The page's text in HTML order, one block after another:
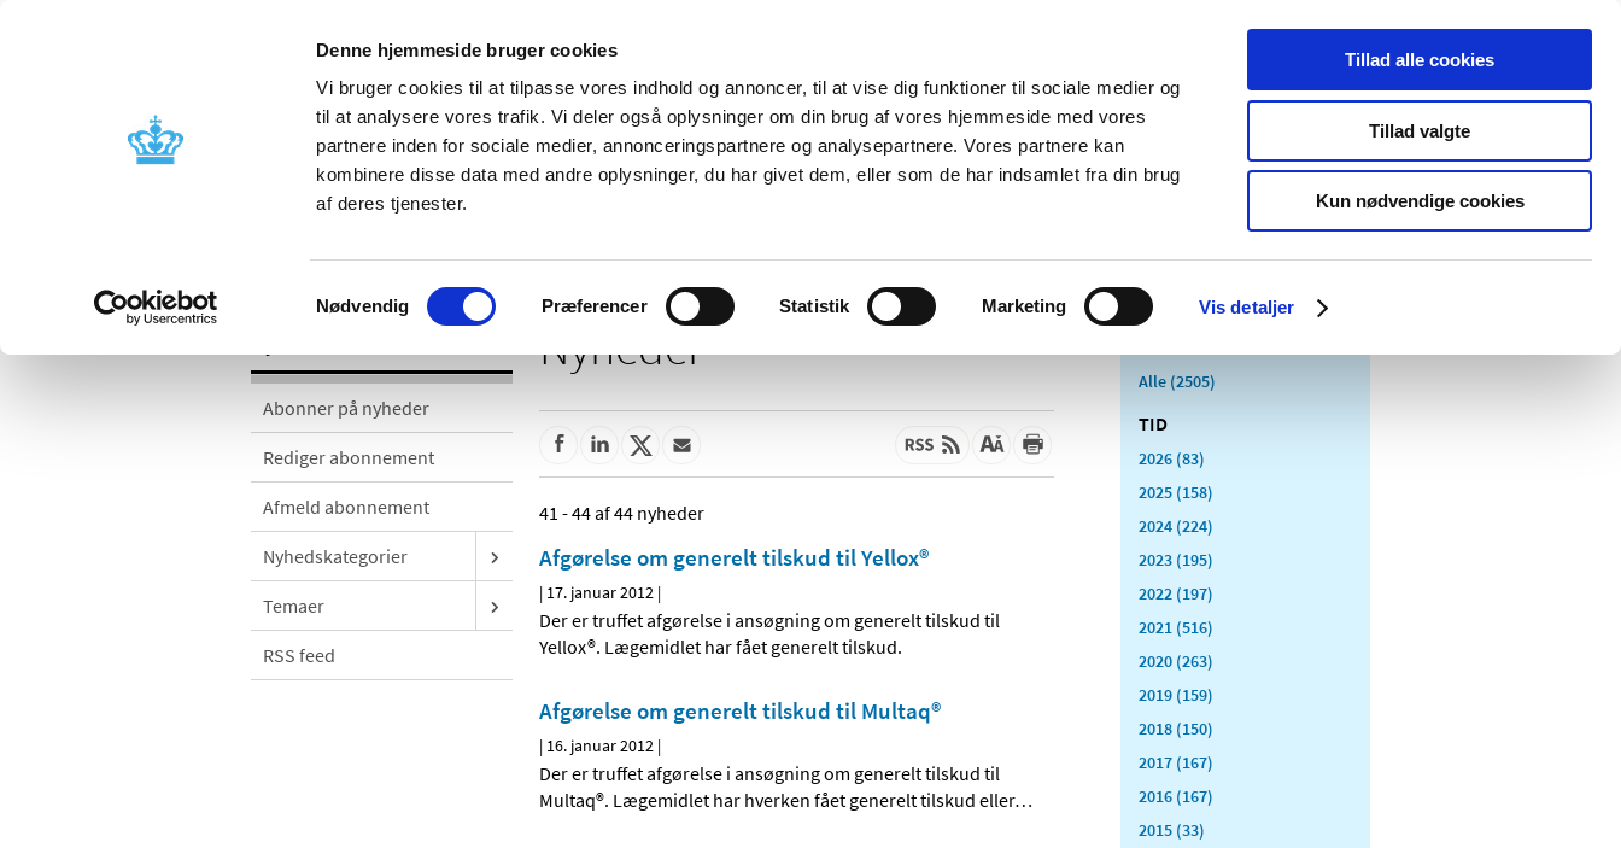
Denne hjemmeside bruger cookies
Vi bruger cookies til at tilpasse vores indhold og annoncer, til at vise dig funktioner til sociale medier og
til at analysere vores trafik. Vi deler også oplysninger om din brug af vores hjemmeside med vores
partnere inden for sociale medier, annonceringspartnere og analysepartnere. Vores partnere kan
kombinere disse data med andre oplysninger, du har givet dem, eller som de har indsamlet fra din brug
af deres tjenester.
Samtykkevalg
Nødvendig Præferencer Statistik Marketing Vis detaljer
Tillad alle cookies
Tillad valgte
Kun nødvendige cookies
Nyheder Om os Kontakt Udgivelser
Godkendelse og
Bivirkninger og
produktinformation
Tilskud og
Apoteker og salg af
Medicinsk
Særlige
produktområder
Abonner på nyheder
Rediger abonnement
Afmeld abonnement
Nyhedskategorier
Temaer
RSS feed
Nyheder
41 - 44 af 44 nyheder
Afgørelse om generelt tilskud til Yellox®
| 17. januar 2012 |
Der er truffet afgørelse i ansøgning om generelt tilskud til
Yellox®. Lægemidlet har fået generelt tilskud.
Afgørelse om generelt tilskud til Multaq®
| 16. januar 2012 |
Der er truffet afgørelse i ansøgning om generelt tilskud til
Multaq®. Lægemidlet har hverken fået generelt tilskud eller…
Alle (2505)
TID
2026 (83)
2025 (158)
2024 (224)
2023 (195)
2022 (197)
2021 (516)
2020 (263)
2019 (159)
2018 (150)
2017 (167)
2016 (167)
2015 (33)